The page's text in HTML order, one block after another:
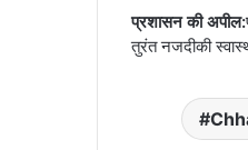
प्रशासन की अपील:
तुरंत नजदीकी